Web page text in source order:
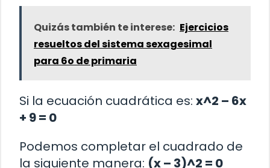
Quizás también te interese: Ejercicios
resueltos del sistema sexagesimal
para 6o de primaria
Si la ecuación cuadrática es: x^2 – 6x
+ 9 = 0
Podemos completar el cuadrado de
la siguiente manera: (x – 3)^2 = 0